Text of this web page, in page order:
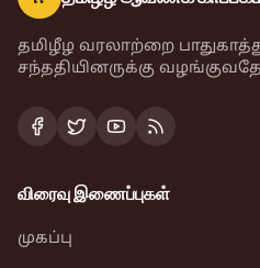
தமிழீழ வரலாற்றை
சந்ததியினருக்கு
விரைவு இணைப்புகள்
முகப்பு